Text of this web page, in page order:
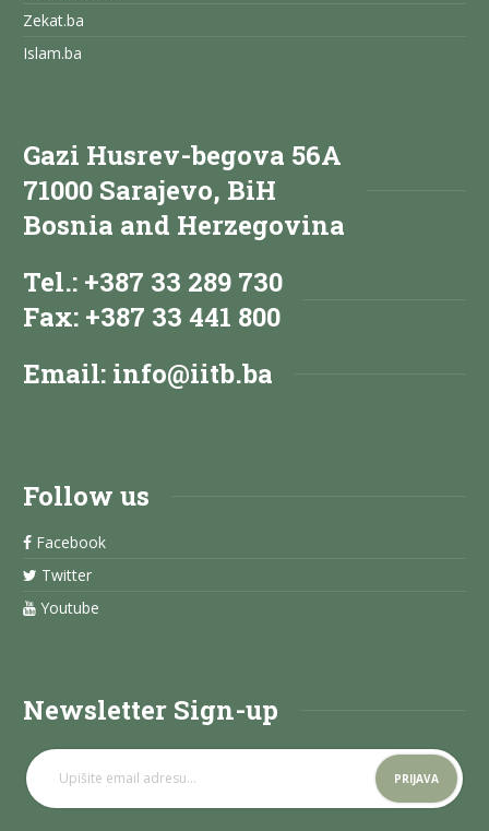
Zekat.ba
Islam.ba
Gazi Husrev-begova 56A
71000 Sarajevo, BiH
Bosnia and Herzegovina
Tel.: +387 33 289 730
Fax: +387 33 441 800
Email: info@iitb.ba
Follow us
Facebook
Twitter
Youtube
Newsletter Sign-up